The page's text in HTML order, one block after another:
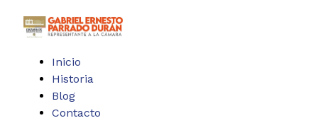
Inicio
Historia
Blog
Contacto